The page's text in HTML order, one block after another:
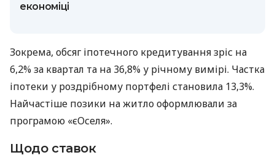
економіці
Зокрема, обсяг іпотечного кредитування зріс на
6,2% за квартал та на 36,8% у річному вимірі. Частка
іпотеки у роздрібному портфелі становила 13,3%.
Найчастіше позики на житло оформлювали за
програмою «єОселя».
Щодо ставок